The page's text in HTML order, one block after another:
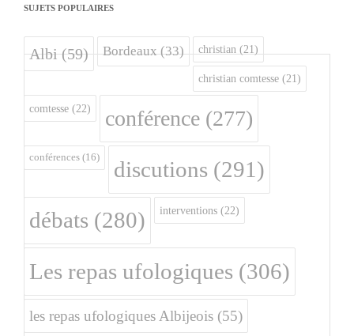
SUJETS POPULAIRES
Albi(59) Bordeaux(33) christian (21)
christian comtesse (21)
comtesse (22) conférence (277)
conférences (16) discutions (291)
débats (280) interventions (22)
Les repas ufologiques (306)
les repas ufologiques Albijeois (55)